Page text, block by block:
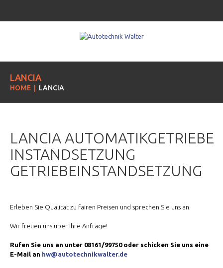
LANCIA
HOME LANCIA
LANCIA AUTOMATIKGETRIEBE
INSTANDSETZUNG
GETRIEBEINSTANDSETZUNG
Erleben Sie Qualität zu fairen Preisen und sprechen Sie uns an.
Wir freuen uns über Ihre Anfrage!
Rufen Sie uns an unter 08161/99750 oder schicken Sie uns eine
E-Mail an hw@autotechnikwalter.de